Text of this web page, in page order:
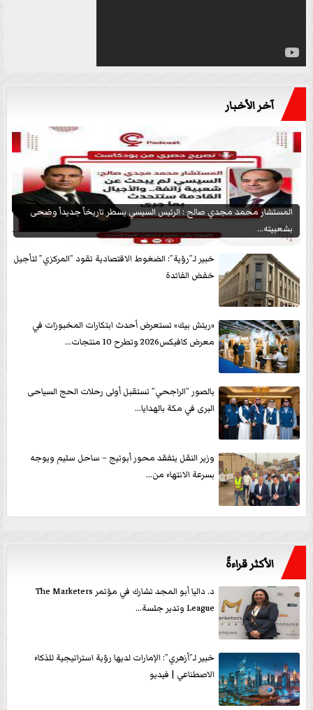
آخر الأخبار
المستشار محمد مجدي صالح : الرئيس السيسي يسطر تاريخاً جديداً وضحى
بشعبيته...
خبير لـ”رؤية”: الضغوط الاقتصادية تقود ”المركزي” لتأجيل
خفض الفائدة
«ريتش بيك» تستعرض أحدث ابتكارات المخبوزات في
معرض كافيكس2026 وتطرح 10 منتجات...
بالصور ”الراجحي” تستقبل أولى رحلات الحج السياحى
البرى في مكة بالهدايا...
وزير النقل يتفقد محور أبوتيج – ساحل سليم ويوجه
بسرعة الانتهاء من...
الأكثر قراءةً
د. داليا أبو المجد تشارك في مؤتمر The Marketers
League وتدير جلسة...
خبير لـ”أزهري”: الإمارات لديها رؤية استراتيجية للذكاء
الاصطناعي | فيديو